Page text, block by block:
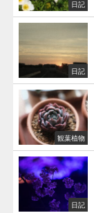
日記
日記
観葉植物
日記